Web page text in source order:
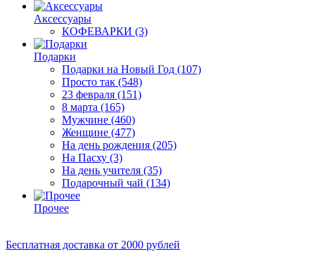
Аксессуары
КОФЕВАРКИ (3)
Подарки
Подарки на Новый Год (107)
Просто так (548)
23 февраля (151)
8 марта (165)
Мужчине (460)
Женщине (477)
На день рождения (205)
На Пасху (3)
На день учителя (35)
Подарочный чай (134)
Прочее
Бесплатная доставка от 2000 рублей